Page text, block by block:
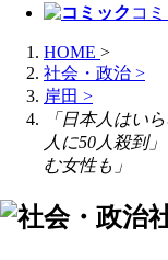
コ
HOME >
社会・政治 >
岸田 >
「日本人はい
人に50人殺到
む女性も」